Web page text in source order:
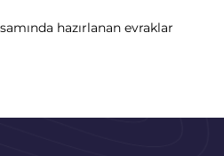
hazırlanan evraklar